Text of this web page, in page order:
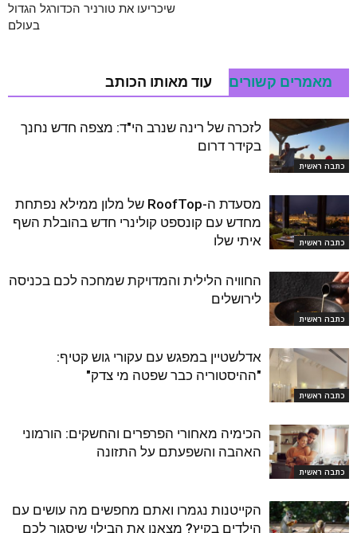
שיכריעו את טורניר הכדורגל הגדול
בעולם
מאמרים קשורים עוד מאותו הכותב
כתבה ראשית
לזכרה של רינה שנרב הי"ד: מצפה חדש נחנך
בקידר דרום
כתבה ראשית
מסעדת ה-RoofTop של מלון ממילא נפתחת
מחדש עם קונספט קולינרי חדש בהובלת השף
איתי שלו
כתבה ראשית
החוויה הלילית והמדויקת שמחכה לכם בכניסה
לירושלים
כתבה ראשית
אדלשטיין במפגש עם עקורי גוש קטיף:
"ההיסטוריה כבר שפטה מי צדק"
כתבה ראשית
הכימיה מאחורי הפרפרים והחשקים: הורמוני
האהבה והשפעתם על התזונה
הקייטנות נגמרו ואתם מחפשים מה עושים עם
הילדים בקיץ? מצאנו את הבילוי שיסגור לכם